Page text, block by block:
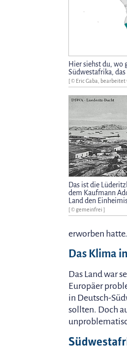
Hier siehst du, wo
Südwestafrika,
[ © Eric Gaba, bearbeitet
Das ist die
dem Kaufmann
Land den
[ © gemeinfrei ]
erworben
Das Klima
Das Land war
Europäer
in Deutsch-
sollten. Doch